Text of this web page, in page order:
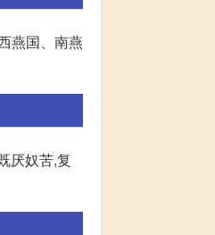
燕国、南燕
厌奴苦,复